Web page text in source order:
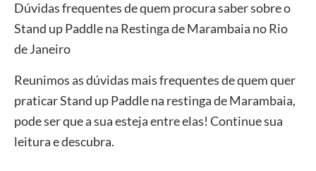
Dúvidas frequentes de quem procura saber sobre o
Stand up Paddle na Restinga de Marambaia no Rio
de Janeiro
Reunimos as dúvidas mais frequentes de quem quer
praticar Stand up Paddle na restinga de Marambaia,
pode ser que a sua esteja entre elas! Continue sua
leitura e descubra.